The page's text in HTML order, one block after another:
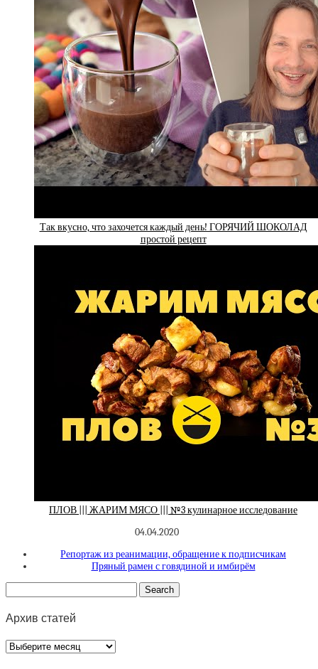
Так вкусно, что захочется каждый день! ГОРЯЧИЙ ШОКОЛАД
простой рецепт
ПЛОВ ||| ЖАРИМ МЯСО ||| №3 кулинарное исследование
04.04.2020
Репортаж из реанимации, обращение к подписчикам
Пряный рамен с говядиной и имбирём
Архив статей
Архив
статей